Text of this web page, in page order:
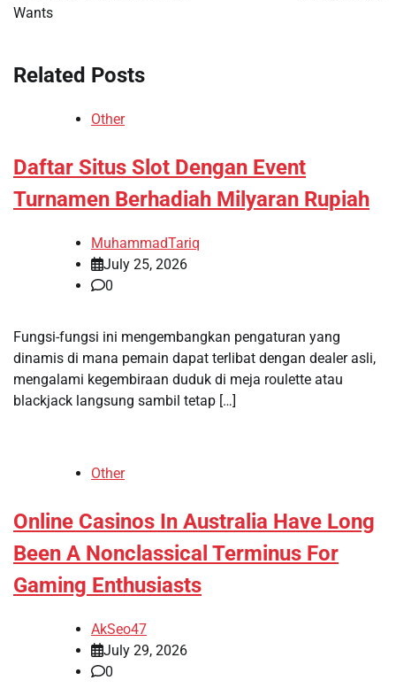
Wants
Related Posts
Other
Daftar Situs Slot Dengan Event
Turnamen Berhadiah Milyaran Rupiah
MuhammadTariq
July 25, 2026
0
Fungsi-fungsi ini mengembangkan pengaturan yang
dinamis di mana pemain dapat terlibat dengan dealer asli,
mengalami kegembiraan duduk di meja roulette atau
blackjack langsung sambil tetap […]
Other
Online Casinos In Australia Have Long
Been A Nonclassical Terminus For
Gaming Enthusiasts
AkSeo47
July 29, 2026
0